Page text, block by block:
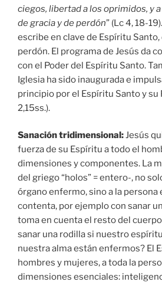
ciegos, libertad a los oprimidos, y
de gracia y de perdón” (Lc 4, 18-
escribe en clave de Espíritu Santo,
perdón. El programa de Jesús da
con el Poder del Espíritu Santo.
Iglesia ha sido inaugurada e
principio por el Espíritu Santo y su
2,15ss.).
Sanación tridimensional:Jesús
fuerza de su Espíritu a todo el
dimensiones y componentes. La
del griego “holos” = entero-, no
órgano enfermo, sino a la persona
contenta, por ejemplo con sanar
toma en cuenta el resto del
sanar una rodilla si nuestro
nuestra alma están enfermos? El
hombres y mujeres, a toda la
dimensiones esenciales: